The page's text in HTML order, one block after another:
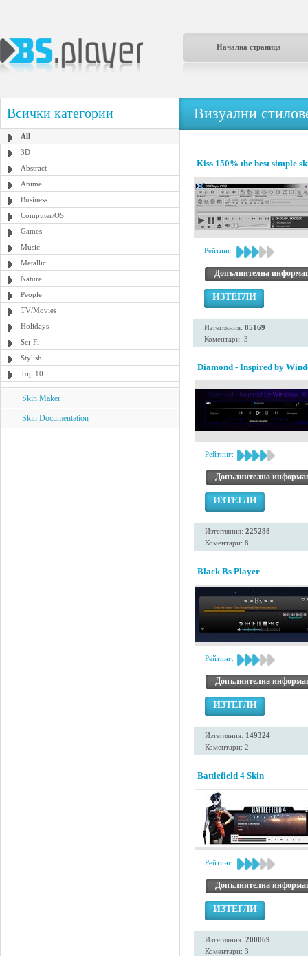
Начална страница
Всички категории
All
3D
Abstract
Anime
Business
Computer/OS
Games
Music
Metallic
Nature
People
TV/Movies
Holidays
Sci-Fi
Stylish
Top 10
Skin Maker
Skin Documentation
Визуални
Kiss 150% the best simple
Рейтинг:
Допълнителна
ИЗТЕГЛИ
Изтегляния: 85169
Коментари: 3
Diamond - Inspired by
Рейтинг:
Допълнителна
ИЗТЕГЛИ
Изтегляния: 225288
Коментари: 8
Black Bs Player
Рейтинг:
Допълнителна
ИЗТЕГЛИ
Изтегляния: 149324
Коментари: 2
Battlefield 4 Skin
Рейтинг:
Допълнителна
ИЗТЕГЛИ
Изтегляния: 200069
Коментари: 3